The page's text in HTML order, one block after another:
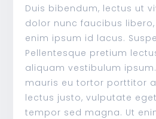
Duis bibendum, lectus ut
dolor nunc faucibus
enim ipsum id lacus.
Pellentesque pretium
aliquam vestibulum
mauris eu tortor porttitor
lectus justo, vulputate
tempor sed magna. Ut